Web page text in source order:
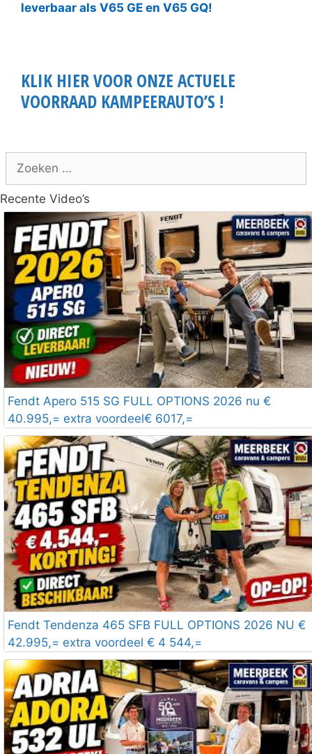
leverbaar als V65 GE en V65 GQ!
KLIK HIER VOOR ONZE ACTUELE
VOORRAAD KAMPEERAUTO’S !
Zoek
Recente Video’s
Fendt Apero 515 SG FULL OPTIONS 2026 nu €
40.995,= extra voordeel€ 6017,=
Fendt Tendenza 465 SFB FULL OPTIONS 2026 NU €
42.995,= extra voordeel € 4 544,=